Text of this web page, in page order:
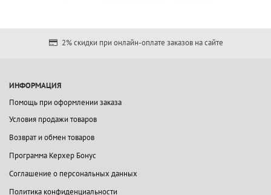
2% скидки при онлайн-оплате заказов на сайте
ИНФОРМАЦИЯ
Помощь при оформлении заказа
Условия продажи товаров
Возврат и обмен товаров
Программа Керхер Бонус
Соглашение о персональных данных
Политика конфиденциальности